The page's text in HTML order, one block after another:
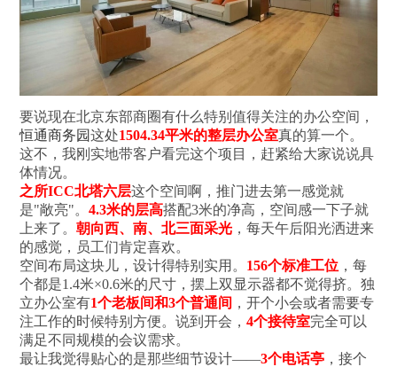
要说现在北京东部商圈有什么特别值得关注的办公空间，
恒通商务园这处1504.34平米的整层办公室真的算一个。
这不，我刚实地带客户看完这个项目，赶紧给大家说说具
体情况。
之所ICC北塔六层这个空间啊，推门进去第一感觉就
是"敞亮"。4.3米的层高搭配3米的净高，空间感一下子就
上来了。朝向西、南、北三面采光 ，每天午后阳光洒进来
的感觉，员工们肯定喜欢。
空间布局这块儿‌，设计得特别实用。 156个标准工位 ，每
个都是1.4米×0.6米的尺寸，摆上双显示器都不觉得挤。独
立办公室有1个老板间和3个普通间 ，开个小会或者需要专
注工作的时候特别方便。说到开会，4个接待室完全可以
满足不同规模的会议需求。
最让我觉得贴心的是那些细节设计——3个电话亭 ，接个